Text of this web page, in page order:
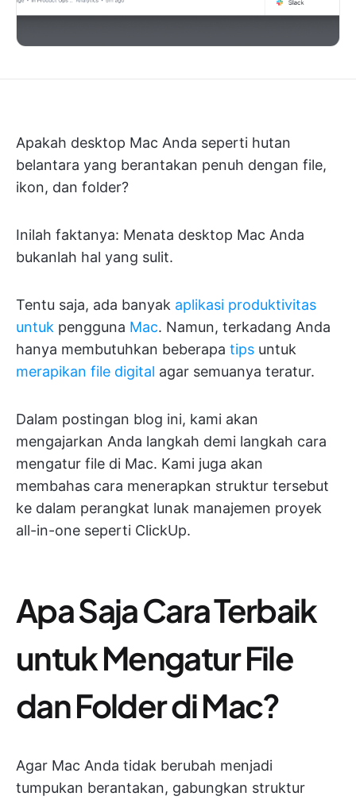
Apakah desktop Mac Anda seperti hutan
belantara yang berantakan penuh dengan file,
ikon, dan folder?
Inilah faktanya: Menata desktop Mac Anda
bukanlah hal yang sulit.
Tentu saja, ada banyak aplikasi produktivitas
untuk pengguna Mac. Namun, terkadang Anda
hanya membutuhkan beberapa tips untuk
merapikan file digital agar semuanya teratur.
Dalam postingan blog ini, kami akan
mengajarkan Anda langkah demi langkah cara
mengatur file di Mac. Kami juga akan
membahas cara menerapkan struktur tersebut
ke dalam perangkat lunak manajemen proyek
all-in-one seperti ClickUp.
Apa Saja Cara Terbaik
untuk Mengatur File
dan Folder di Mac?
Agar Mac Anda tidak berubah menjadi
tumpukan berantakan, gabungkan struktur